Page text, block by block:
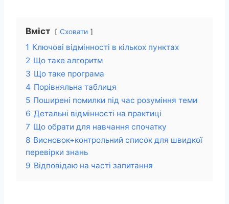
Вміст Сховати
1 Ключові відмінності в кількох пунктах
2 Що таке алгоритм
3 Що таке програма
4 Порівняльна таблиця
5 Поширені помилки під час розуміння теми
6 Детальні відмінності на практиці
7 Що обрати для навчання спочатку
8 Висновок+контрольний список для швидкої
перевірки знань
9 Відповідаю на часті запитання